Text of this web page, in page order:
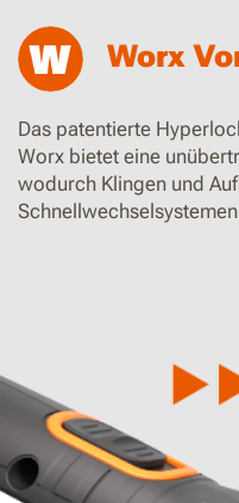
Worx
Das patentierte
Worx bietet eine
wodurch Klingen und